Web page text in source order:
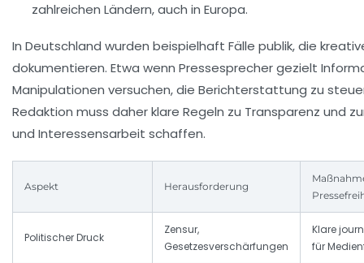
zahlreichen Ländern, auch in Europa.
In Deutschland wurden beispielhaft Fälle publik, die
dokumentieren. Etwa wenn Pressesprecher gezielt
Manipulationen versuchen, die Berichterstattung zu
Redaktion muss daher klare Regeln zu Transparenz und
und Interessensarbeit schaffen.
Aspekt Herausforderung
Politischer Druck
Zensur,
Gesetzesverschärfungen
Klare
für